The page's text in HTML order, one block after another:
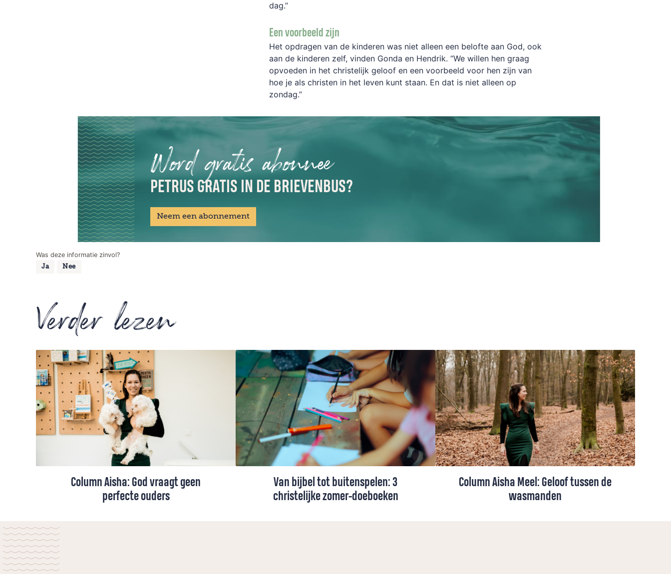
dag.”
Een voorbeeld zijn
Het opdragen van de kinderen was niet alleen een belofte aan God, ook
aan de kinderen zelf, vinden Gonda en Hendrik. “We willen hen graag
opvoeden in het christelijk geloof en een voorbeeld voor hen zijn van
hoe je als christen in het leven kunt staan. En dat is niet alleen op
zondag.”
Word gratis abonnee
PETRUS GRATIS IN DE BRIEVENBUS?
Neem een abonnement
Was deze informatie zinvol?
Ja Nee
Verder lezen
Column Aisha: God vraagt geen
perfecte ouders
meegeven van het geloof. Maar wat ze het
Van bijbel tot buitenspelen: 3
christelijke zomer-doeboeken
Column Aisha Meel: Geloof tussen de
wasmanden